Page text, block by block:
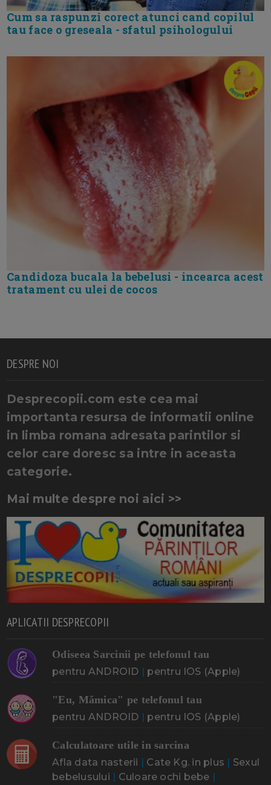
Cum sa raspunzi corect atunci cand copilul
tau face o greseala - sfatul psihologului
Candidoza bucala la bebelusi - incearca acest
tratament cu ulei de cocos
DESPRE NOI
Desprecopii.com este cea mai
importanta resursa de informatii online
in limba romana adresata parintilor si
celor care doresc sa intre in aceasta
categorie.
Mai multe despre noi aici >>
APLICATII DESPRECOPII
Odiseea Sarcinii pe telefonul tau
pentru ANDROID | pentru IOS (Apple)
"Eu, Mămica" pe telefonul tau
pentru ANDROID | pentru IOS (Apple)
Calculatoare utile in sarcina
Afla data nasterii | Cate Kg. in plus | Sexul
bebelusului | Culoare ochi bebe |